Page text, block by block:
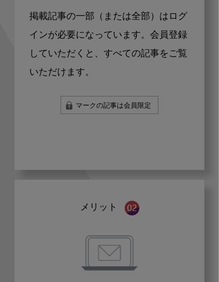
掲載記事の一部（または全部）はログ
インが必要になっています。会員登録
していただくと、すべての記事をご覧
いただけます。
マークの記事は会員限定
メリット